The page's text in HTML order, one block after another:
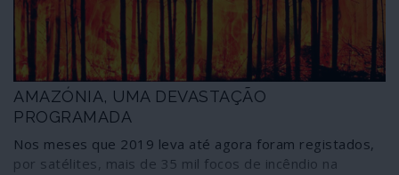
AMAZÓNIA, UMA DEVASTAÇÃO
PROGRAMADA
Nos meses que 2019 leva até agora foram registados,
por satélites, mais de 35 mil focos de incêndio na